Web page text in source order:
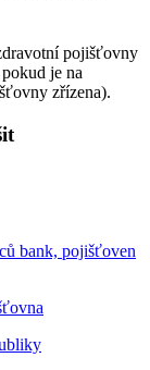
pojišťovny
je na
zřízena).
bank, pojišťoven